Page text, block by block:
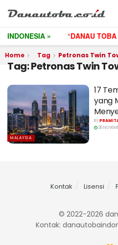
INDONESIA » °DANAU TOBA
Home Tag Petronas Twin
Tag:Petronas Twin
MALAYSIA
17
yang
BY
26
Kontak Lisensi
© 2022-2026
Kontak: